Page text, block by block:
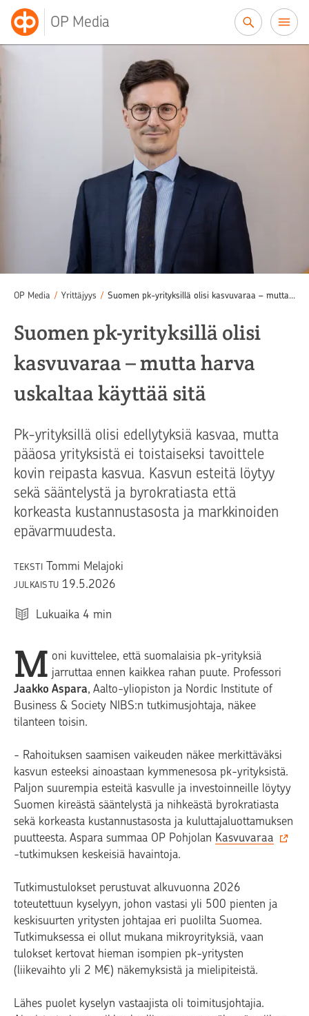
OP Media
OP Media / Yrittäjyys / Suomen pk-yrityksillä olisi kasvuvaraa – mutta harva uskaltaa käyttää sitä
Suomen pk-yrityksillä olisi
kasvuvaraa – mutta harva
uskaltaa käyttää sitä
Pk-yrityksillä olisi edellytyksiä kasvaa, mutta
pääosa yrityksistä ei toistaiseksi tavoittele
kovin reipasta kasvua. Kasvun esteitä löytyy
sekä sääntelystä ja byrokratiasta että
korkeasta kustannustasosta ja markkinoiden
epävarmuudesta.
TEKSTI Tommi Melajoki
JULKAISTU 19.5.2026
Lukuaika 4 min
M oni kuvittelee, että suomalaisia pk-yrityksiä
jarruttaa ennen kaikkea rahan puute. Professori
Jaakko Aspara, Aalto-yliopiston ja Nordic Institute of
Business & Society NIBS:n tutkimusjohtaja, näkee
tilanteen toisin.
- Rahoituksen saamisen vaikeuden näkee merkittäväksi
kasvun esteeksi ainoastaan kymmenesosa pk-yrityksistä.
Paljon suurempia esteitä kasvulle ja investoinneille löytyy
Suomen kireästä sääntelystä ja nihkeästä byrokratiasta
sekä korkeasta kustannustasosta ja kuluttajaluottamuksen
puutteesta. Aspara summaa OP Pohjolan Kasvuvaraa
-tutkimuksen keskeisiä havaintoja.
Tutkimustulokset perustuvat alkuvuonna 2026
toteutettuun kyselyyn, johon vastasi yli 500 pienten ja
keskisuurten yritysten johtajaa eri puolilta Suomea.
Tutkimuksessa ei ollut mukana mikroyrityksiä, vaan
tulokset kertovat hieman isompien pk-yritysten
(liikevaihto yli 2 M€) näkemyksistä ja mielipiteistä.
Lähes puolet kyselyn vastaajista oli toimitusjohtajia.